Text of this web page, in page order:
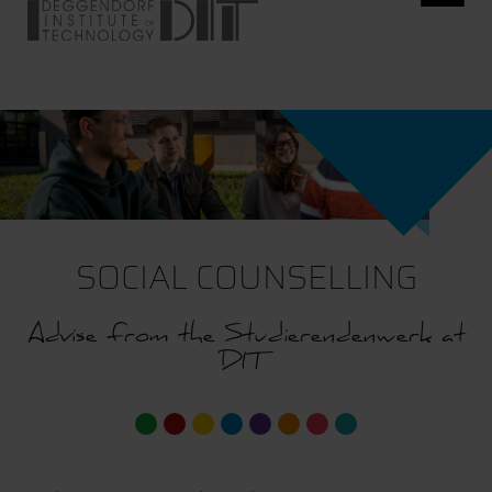
SOCIAL COUNSELLING
Advise from the Studierendenwerk at
DIT